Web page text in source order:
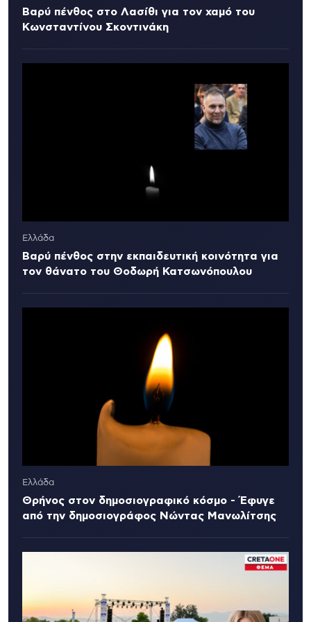
Βαρύ πένθος στο Λασίθι για τον χαμό του
Κωνσταντίνου Σκοντινάκη
Ελλάδα
Βαρύ πένθος στην εκπαιδευτική κοινότητα για
τον θάνατο του Θοδωρή Κατσωνόπουλου
Ελλάδα
Θρήνος στον δημοσιογραφικό κόσμο - Έφυγε
από την δημοσιογράφος Νώντας Μανωλίτσης